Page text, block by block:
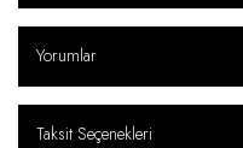
Yorumlar
Taksit Seçenekleri